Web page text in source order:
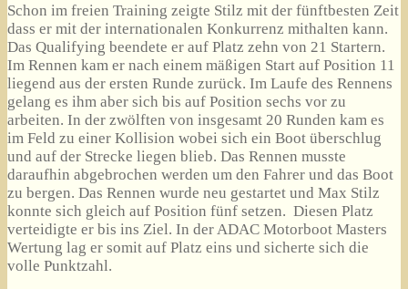
Schon im freien Training zeigte Stilz mit der fünftbesten Zeit
dass er mit der internationalen Konkurrenz mithalten kann.
Das Qualifying beendete er auf Platz zehn von 21 Startern.
Im Rennen kam er nach einem mäßigen Start auf Position 11
liegend aus der ersten Runde zurück. Im Laufe des Rennens
gelang es ihm aber sich bis auf Position sechs vor zu
arbeiten. In der zwölften von insgesamt 20 Runden kam es
im Feld zu einer Kollision wobei sich ein Boot überschlug
und auf der Strecke liegen blieb. Das Rennen musste
daraufhin abgebrochen werden um den Fahrer und das Boot
zu bergen. Das Rennen wurde neu gestartet und Max Stilz
konnte sich gleich auf Position fünf setzen. Diesen Platz
verteidigte er bis ins Ziel. In der ADAC Motorboot Masters
Wertung lag er somit auf Platz eins und sicherte sich die
volle Punktzahl.